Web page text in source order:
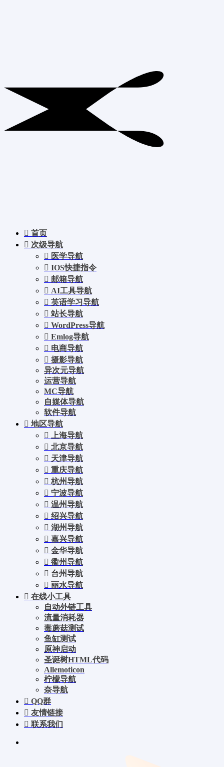
首页
次级导航
医学导航
IOS快捷指令
邮箱导航
AI工具导航
英语学习导航
站长导航
WordPress导航
Emlog导航
电商导航
摄影导航
异次元导航
运营导航
MC导航
自媒体导航
软件导航
地区导航
上海导航
北京导航
天津导航
重庆导航
杭州导航
宁波导航
温州导航
绍兴导航
湖州导航
嘉兴导航
金华导航
衢州导航
台州导航
丽水导航
在线小工具
自动外链工具
流量消耗器
毒蘑菇测试
鱼缸测试
原神启动
圣诞树HTML代码
Allemoticon
柠檬导航
奈导航
QQ群
友情链接
联系我们